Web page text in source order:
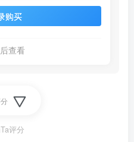
购买
查看
评分